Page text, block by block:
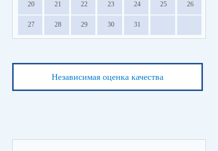
20 21 22 23 24 25 26
27 28 29 30 31
Независимая оценка качества